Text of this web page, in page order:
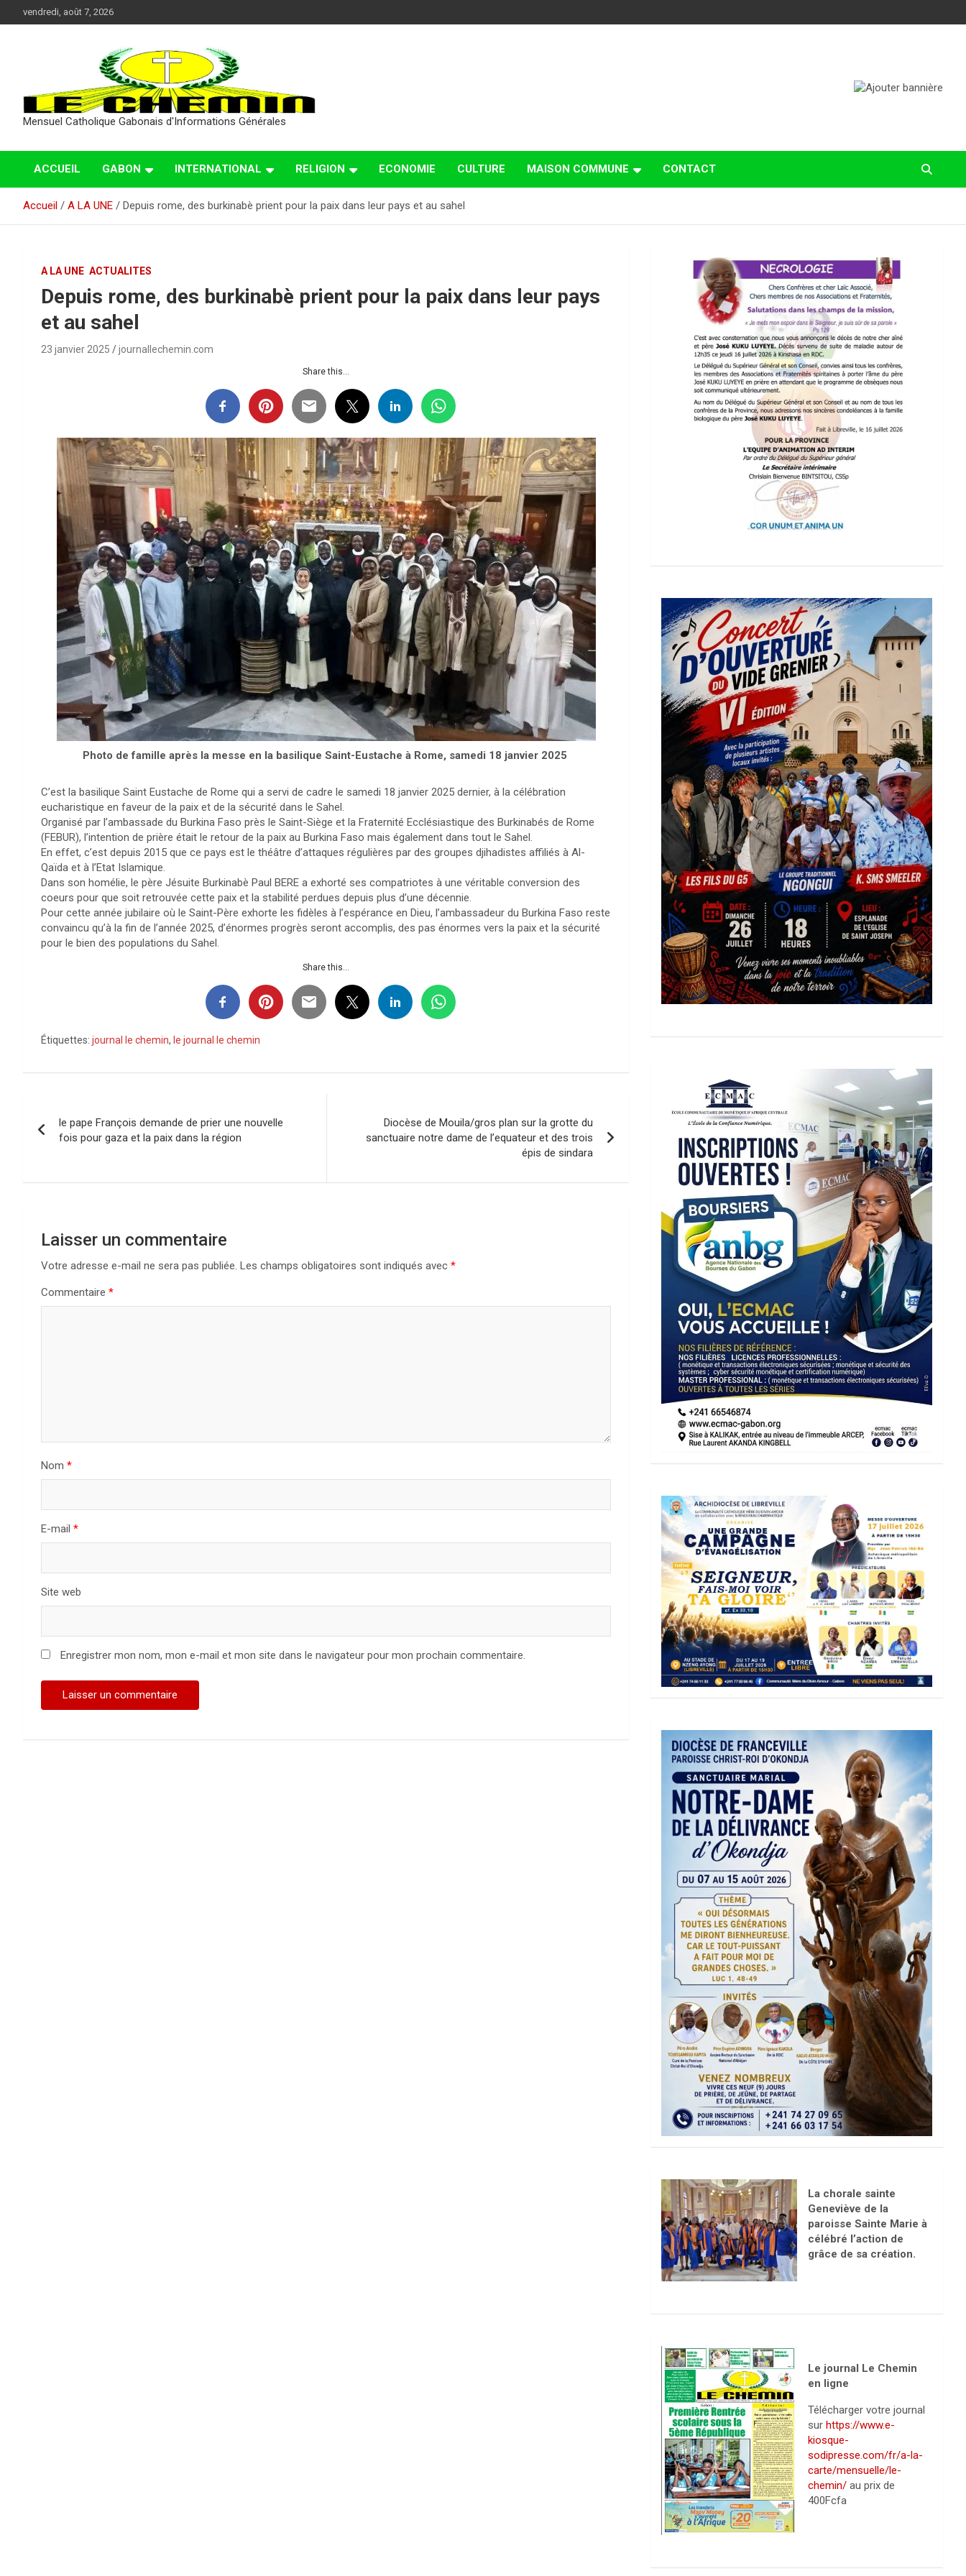
au
vendredi, août 7, 2026
Mensuel Catholique Gabonais d'Informations Générales
ACCUEIL GABON INTERNATIONAL RELIGION ECONOMIE CULTURE MAISON COMMUNE CONTACT
Accueil A LA UNE Depuis rome, des burkinabè prient pour la paix dans leur pays et au sahel
A LA UNE ACTUALITES
Depuis rome, des burkinabè prient pour la paix dans leur pays
et au sahel
23 janvier 2025 journallechemin.com
Share this...
Photo de famille après la messe en la basilique Saint-Eustache à Rome, samedi 18 janvier 2025
C’est la basilique Saint Eustache de Rome qui a servi de cadre le samedi 18 janvier 2025 dernier, à la célébration
eucharistique en faveur de la paix et de la sécurité dans le Sahel.
Organisé par l’ambassade du Burkina Faso près le Saint-Siège et la Fraternité Ecclésiastique des Burkinabés de Rome
(FEBUR), l’intention de prière était le retour de la paix au Burkina Faso mais également dans tout le Sahel.
En effet, c’est depuis 2015 que ce pays est le théâtre d’attaques régulières par des groupes djihadistes affiliés à Al-
Qaïda et à l’Etat Islamique.
Dans son homélie, le père Jésuite Burkinabè Paul BERE a exhorté ses compatriotes à une véritable conversion des
coeurs pour que soit retrouvée cette paix et la stabilité perdues depuis plus d’une décennie.
Pour cette année jubilaire où le Saint-Père exhorte les fidèles à l’espérance en Dieu, l’ambassadeur du Burkina Faso reste
convaincu qu’à la fin de l’année 2025, d’énormes progrès seront accomplis, des pas énormes vers la paix et la sécurité
pour le bien des populations du Sahel.
Share this...
Étiquettes: journal le chemin, le journal le chemin
de
le pape François demande de prier une nouvelle
fois pour gaza et la paix dans la région
Diocèse de Mouila/gros plan sur la grotte du
sanctuaire notre dame de l’equateur et des trois
épis de sindara
Laisser un commentaire
Votre adresse e-mail ne sera pas publiée. Les champs obligatoires sont indiqués avec *
Commentaire *
Nom *
E-mail *
Site web
Enregistrer mon nom, mon e-mail et mon site dans le navigateur pour mon prochain commentaire.
La chorale sainte
Geneviève de la
paroisse Sainte Marie à
célébré l’action de
grâce de sa création.
Le journal Le Chemin
en ligne
Télécharger votre journal
sur https://www.e-
kiosque-
sodipresse.com/fr/a-la-
carte/mensuelle/le-
chemin/au prix de
400Fcfa